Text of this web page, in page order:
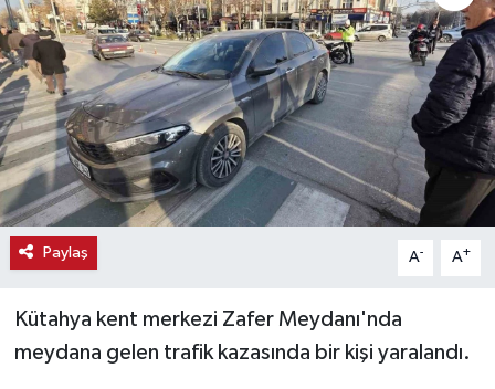
Paylaş A- A+
Kütahya kent merkezi Zafer Meydanı'nda
meydana gelen trafik kazasında bir kişi yaralandı.
Haber İlanlar
Kültür-Sanat
Magazin
Resmi İlanlar
Sağlık
Siyaset